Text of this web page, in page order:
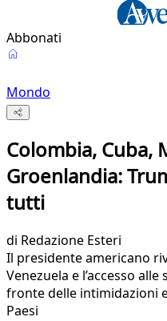
Abbonati
Mondo
Colombia, Cuba,
Groenlandia:
tutti
di Redazione Esteri
Il presidente americano
Venezuela e l’accesso
fronte delle intimidazioni
Paesi